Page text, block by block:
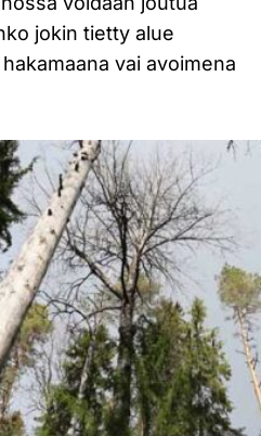
jokin tietty alue
vai avoimena